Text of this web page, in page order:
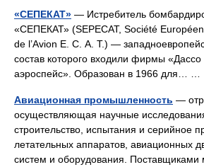
«СЕПЕКАТ» — Истребитель
«СЕПЕКАТ» (SEPECAT, Société
de l’Avion E. C. A. T.) —
состав которого входили фирмы
аэроспейс». Образован в 1966 для… …
Авиационная промышленность —
осуществляющая научные
строительство, испытания и серийное
летательных аппаратов, авиационных
систем и оборудования. Поставщиками